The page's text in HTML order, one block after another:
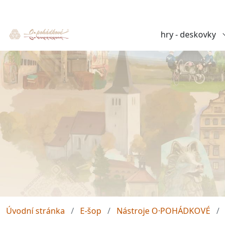
hry - deskovky
Úvodní stránka E-šop Nástroje O·POHÁDKOVÉ